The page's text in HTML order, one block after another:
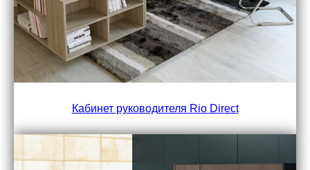
Кабинет руководителя Rio Direct